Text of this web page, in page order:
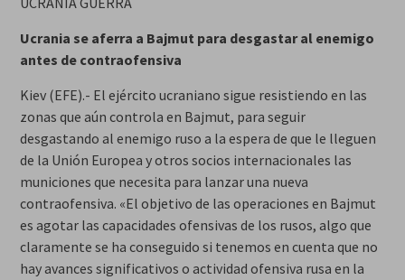
Ucrania se aferra a Bajmut para desgastar al enemigo
antes de contraofensiva
Kiev (EFE).- El ejército ucraniano sigue resistiendo en las
zonas que aún controla en Bajmut, para seguir
desgastando al enemigo ruso a la espera de que le lleguen
de la Unión Europea y otros socios internacionales las
municiones que necesita para lanzar una nueva
contraofensiva. «El objetivo de las operaciones en Bajmut
es agotar las capacidades ofensivas de los rusos, algo que
claramente se ha conseguido si tenemos en cuenta que no
hay avances significativos o actividad ofensiva rusa en la